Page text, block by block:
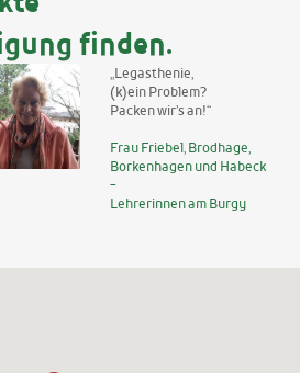
finden.
„Legasthenie,
(k)ein Problem?
Packen wir’s an!“
Frau Friebel, Brodhage,
Borkenhagen und Habeck
-
Lehrerinnen am Burgy